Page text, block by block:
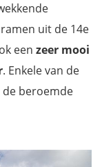
uit de 14e
een zeer mooi
. Enkele van de
beroemde